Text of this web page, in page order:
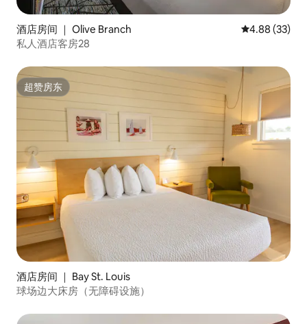
酒店房间 ｜ Olive Branch 平均评分
4.88 (33)
私人酒店客房28
超赞房东
超赞房东
酒店房间 ｜ Bay St. Louis
球场边大床房（无障碍设施）